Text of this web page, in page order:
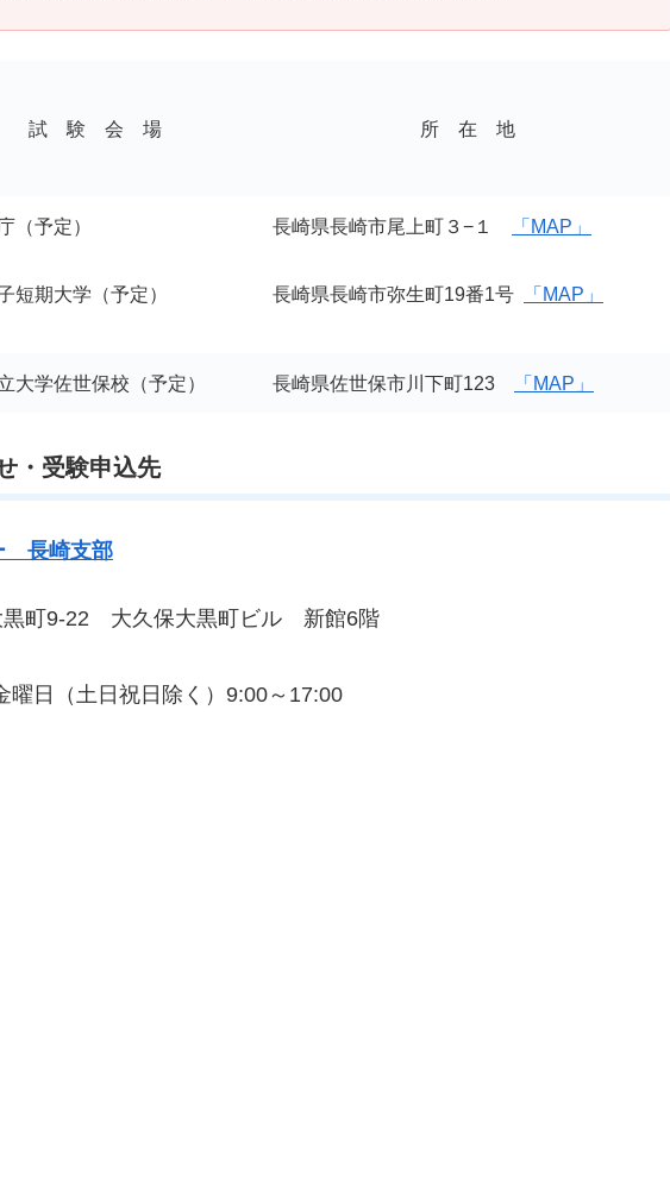
試 験 会 場 所 在 地
（予定）
短期大学（予定）
長崎県長崎市尾上町３−１ 「MAP」
長崎県長崎市弥生町19番1号 「MAP」
大学佐世保校（予定） 長崎県佐世保市川下町123 「MAP」
・受験申込先
長崎支部
町9-22 大久保大黒町ビル 新館6階
曜日（土日祝日除く）9:00～17:00